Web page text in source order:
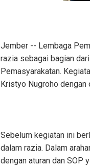
Jember -- Lembaga
razia sebagai bagian
Pemasyarakatan.
Kristyo Nugroho dengan
Sebelum kegiatan ini
dalam razia. Dalam
dengan aturan dan SOP